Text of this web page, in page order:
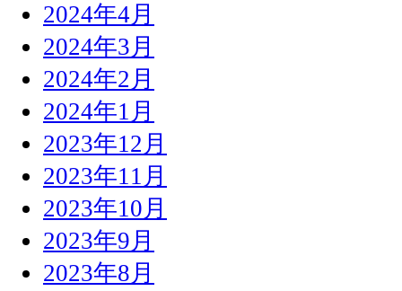
2024年4月
2024年3月
2024年2月
2024年1月
2023年12月
2023年11月
2023年10月
2023年9月
2023年8月